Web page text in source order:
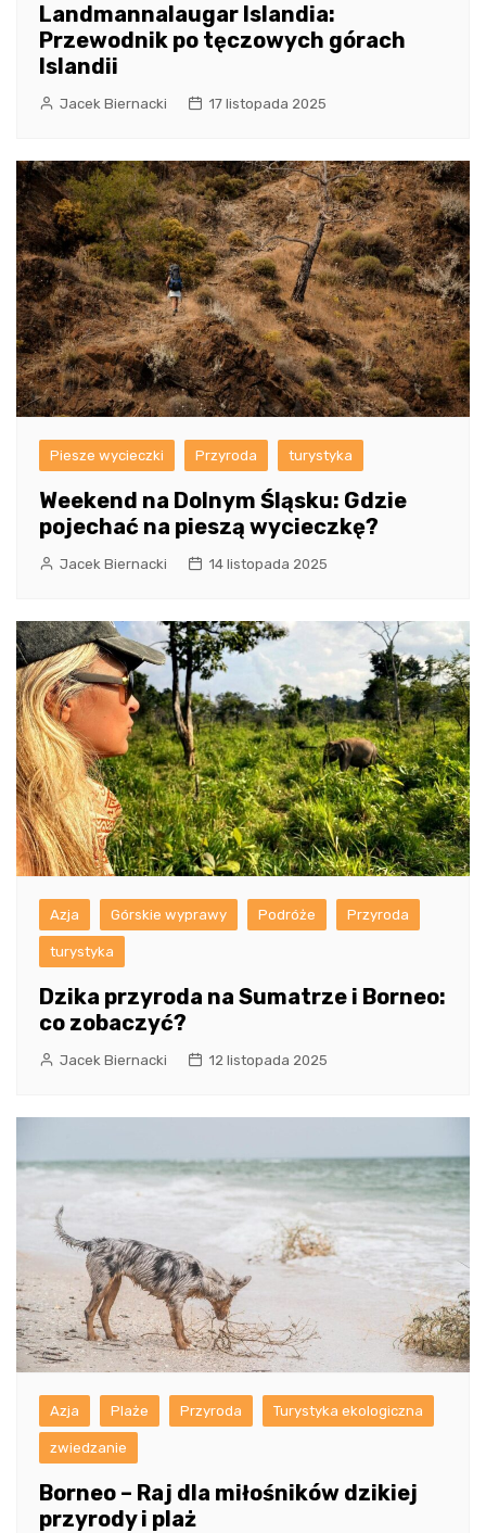
Landmannalaugar Islandia:
Przewodnik po tęczowych górach
Islandii
Jacek Biernacki 17 listopada 2025
Piesze wycieczki Przyroda turystyka
Weekend na Dolnym Śląsku: Gdzie
pojechać na pieszą wycieczkę?
Jacek Biernacki 14 listopada 2025
Azja Górskie wyprawy Podróże Przyroda
turystyka
Dzika przyroda na Sumatrze i Borneo:
co zobaczyć?
Jacek Biernacki 12 listopada 2025
Azja Plaże Przyroda Turystyka ekologiczna
zwiedzanie
Borneo – Raj dla miłośników dzikiej
przyrody i plaż